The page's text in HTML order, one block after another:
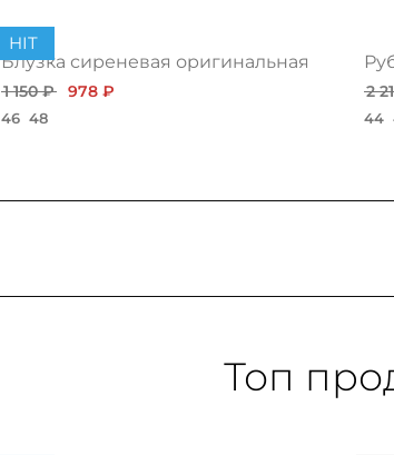
HIT
Блузка сиреневая оригинальная
1 150 ₽ 978 ₽
46 48
2
44
Топ